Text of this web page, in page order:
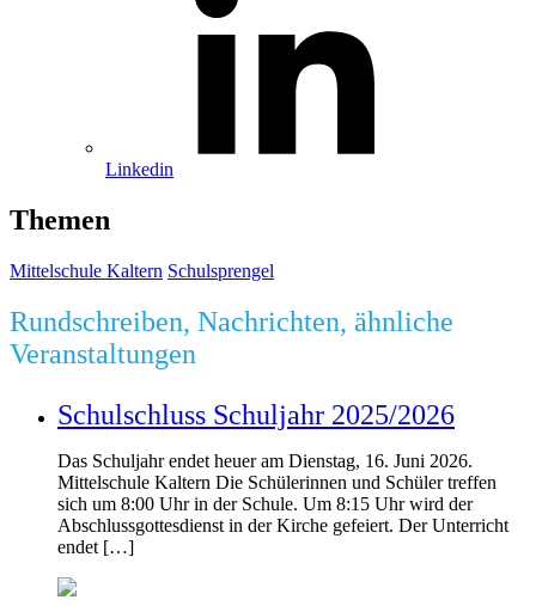
Linkedin
Themen
Mittelschule Kaltern Schulsprengel
Rundschreiben, Nachrichten, ähnliche
Veranstaltungen
Schulschluss Schuljahr 2025/2026
Das Schuljahr endet heuer am Dienstag, 16. Juni 2026.
Mittelschule Kaltern Die Schülerinnen und Schüler treffen
sich um 8:00 Uhr in der Schule. Um 8:15 Uhr wird der
Abschlussgottesdienst in der Kirche gefeiert. Der Unterricht
endet […]